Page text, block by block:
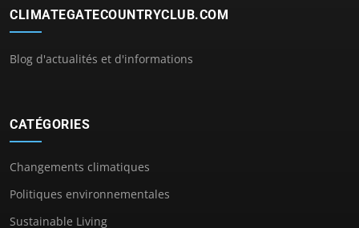
CLIMATEGATECOUNTRYCLUB.COM
Blog d'actualités et d'informations
CATÉGORIES
Changements climatiques
Politiques environnementales
Sustainable Living